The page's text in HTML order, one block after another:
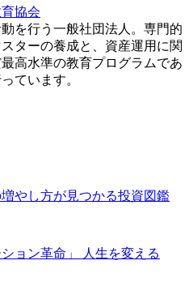
協会
を行う一般社団法人。専門的
ターの養成と、資産運用に関
高水準の教育プログラムであ
ています。
やし方が見つかる投資図鑑
ョン革命」 人生を変える